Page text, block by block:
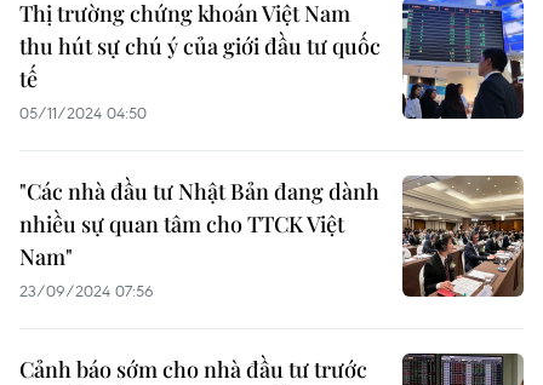
Thị trường chứng khoán Việt Nam
thu hút sự chú ý của giới đầu tư quốc
tế
05/11/2024 04:50
"Các nhà đầu tư Nhật Bản đang dành
nhiều sự quan tâm cho TTCK Việt
Nam"
23/09/2024 07:56
Cảnh báo sớm cho nhà đầu tư trước